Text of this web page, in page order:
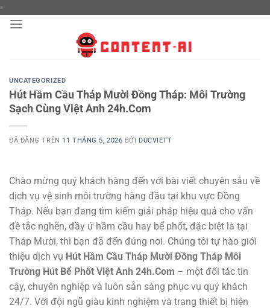
đến
UNCATEGORIZED
Hút Hầm Cầu Tháp Mười Đồng Tháp: Môi Trường
Sạch Cùng Việt Anh 24h.Com
ĐÃ ĐĂNG TRÊN 11 THÁNG 5, 2026 BỞI DUCVIETT
Chào mừng quý khách hàng đến với bài viết chuyên sâu về
dịch vụ vệ sinh môi trường hàng đầu tại khu vực Đồng
Tháp. Nếu bạn đang tìm kiếm giải pháp hiệu quả cho vấn
đề tắc nghẽn, đầy ứ hầm cầu hay bể phốt, đặc biệt là tại
Tháp Mười, thì bạn đã đến đúng nơi. Chúng tôi tự hào giới
thiệu dịch vụ Hút Hầm Cầu Tháp Mười Đồng Tháp Môi
Trường Hút Bể Phốt Việt Anh 24h.Com – một đối tác tin
cậy, chuyên nghiệp và luôn sẵn sàng phục vụ quý khách
24/7. Với đội ngũ giàu kinh nghiệm và trang thiết bị hiện